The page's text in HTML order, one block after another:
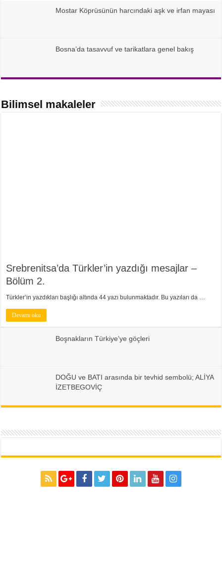
Mostar Köprüsünün harcındaki aşk ve irfan mayası
Bosna’da tasavvuf ve tarikatlara genel bakış
Bilimsel makaleler
Srebrenitsa’da Türkler’in yazdığı mesajlar –
Bölüm 2.
Türkler’in yazdıkları başlığı altında 44 yazı bulunmaktadır. Bu yazıları da …
Devamı oku
Boşnakların Türkiye’ye göçleri
DOĞU ve BATI arasında bir tevhid sembolü; ALİYA
İZETBEGOVİÇ